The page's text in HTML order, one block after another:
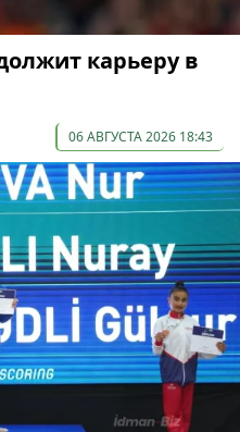
карьеру в
06 АВГУСТА 2026 18:43